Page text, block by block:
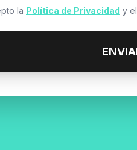
la Política de Privacidad y